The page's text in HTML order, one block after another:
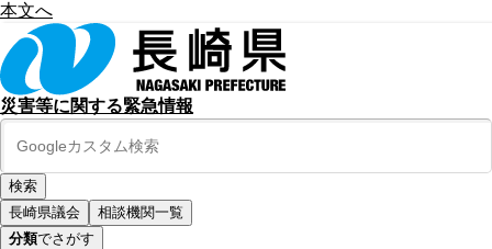
本文へ
災害等に関する緊急情報
長崎県議会
相談機関一覧
分類でさがす